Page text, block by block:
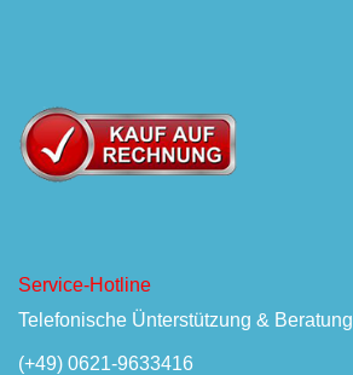
Service-Hotline
Telefonische Ünterstützung & Beratung
(+49) 0621-9633416